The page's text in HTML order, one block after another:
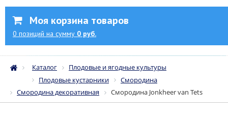
Моя корзина товаров
0 позиций на сумму 0 руб.
Каталог
Плодовые и ягодные культуры
Плодовые кустарники
Смородина
Смородина декоративная
Смородина Jonkheer van Tets